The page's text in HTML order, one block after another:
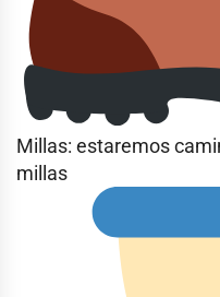
Millas: estaremos
millas